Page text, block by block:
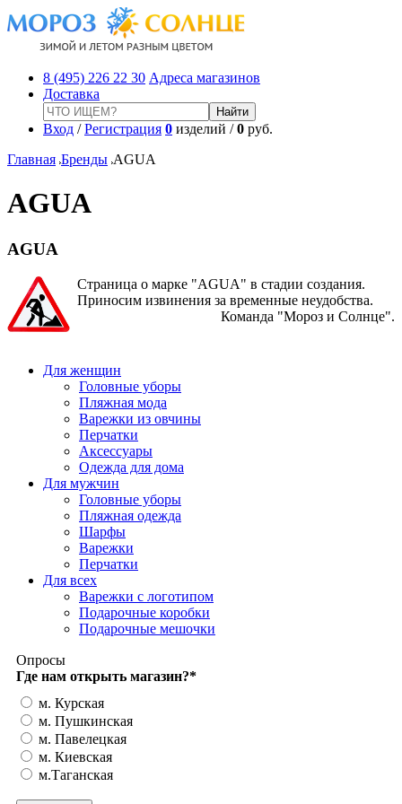
8 (495) 226 22 30 Адреса магазинов
Доставка
Вход /Регистрация 0 изделий /0 руб.
Главная Бренды AGUA
AGUA
AGUA
Страница о марке "AGUA" в стадии создания.
Приносим извинения за временные неудобства.
Команда "Мороз и Солнце".
Для женщин
Головные уборы
Пляжная мода
Варежки из овчины
Перчатки
Аксессуары
Одежда для дома
Для мужчин
Головные уборы
Пляжная одежда
Шарфы
Варежки
Перчатки
Для всех
Варежки с логотипом
Подарочные коробки
Подарочные мешочки
Опросы
Где нам открыть магазин?*
м. Курская
м. Пушкинская
м. Павелецкая
м. Киевская
м.Таганская